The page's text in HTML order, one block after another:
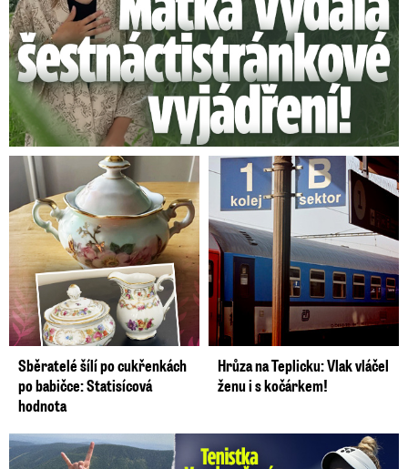
Sběratelé šílí po cukřenkách
po babičce: Statisícová
hodnota
Hrůza na Teplicku: Vlak vláčel
ženu i s kočárkem!
Vondroušová po šokujících odhaleních v kauze: Záhadný vzkaz!